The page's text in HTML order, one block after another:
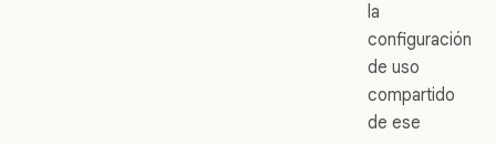
la
configuración
de uso
compartido
de ese